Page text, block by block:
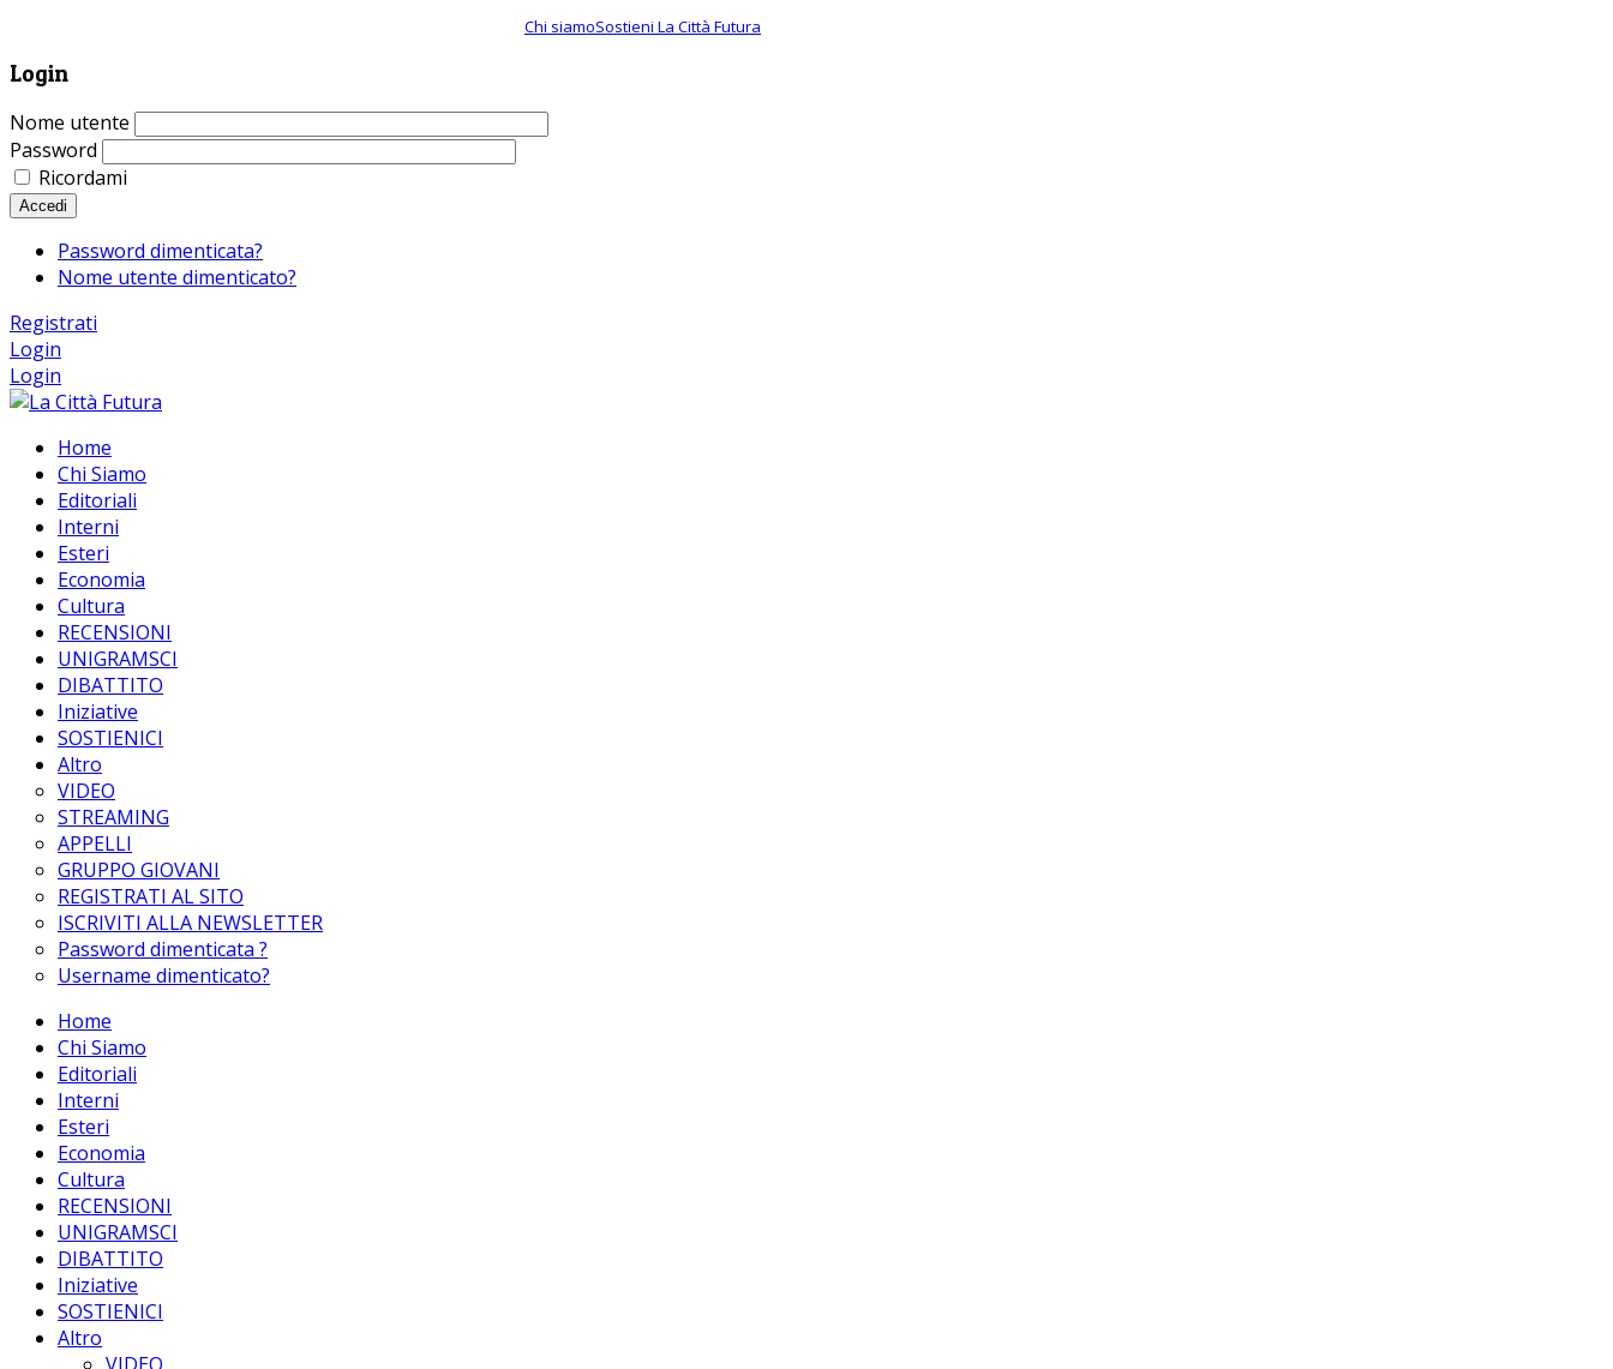
Chi siamoSostieni La Città Futura
Login
Nome utente
Password
Ricordami
Accedi
Password dimenticata?
Nome utente dimenticato?
Registrati
Login
Login
Home
Chi Siamo
Editoriali
Interni
Esteri
Economia
Cultura
RECENSIONI
UNIGRAMSCI
DIBATTITO
Iniziative
SOSTIENICI
Altro
VIDEO
STREAMING
APPELLI
GRUPPO GIOVANI
REGISTRATI AL SITO
ISCRIVITI ALLA NEWSLETTER
Password dimenticata ?
Username dimenticato?
Home
Chi Siamo
Editoriali
Interni
Esteri
Economia
Cultura
RECENSIONI
UNIGRAMSCI
DIBATTITO
Iniziative
SOSTIENICI
Altro